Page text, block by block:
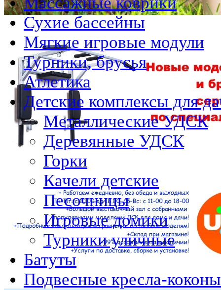
Сухие бассейны
Мягкие игровые модули
Турники, брусья
Атлетика
Детские комплексы для
Металлические УДСК
Деревянные УДСК
Горки
Качели детские
Песочницы
Игровые домики
Турники уличные
Батуты
Подвесные кресла-коконы